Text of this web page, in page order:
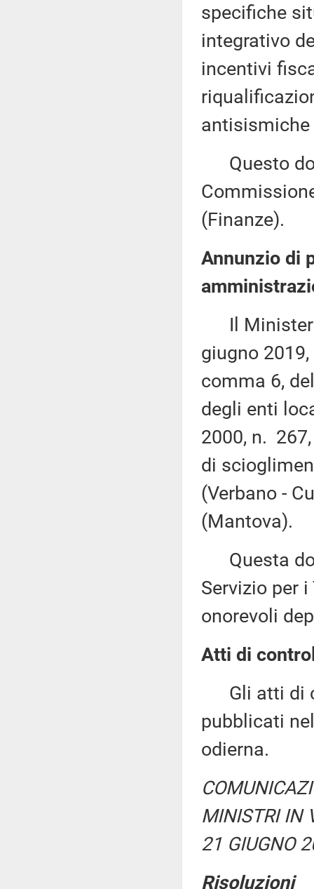
specifiche
integrativo
incentivi
Questo
(Finanze).
Annunzio di
Il
giugno
comma 6,
degli enti
2000, n.
di
(Verbano -
(Mantova).
Questa
Servizio per
onorevoli
Atti di
Gli atti di
pubblicati
odierna.
MINISTRI IN
21 GIUGNO
Risoluzioni